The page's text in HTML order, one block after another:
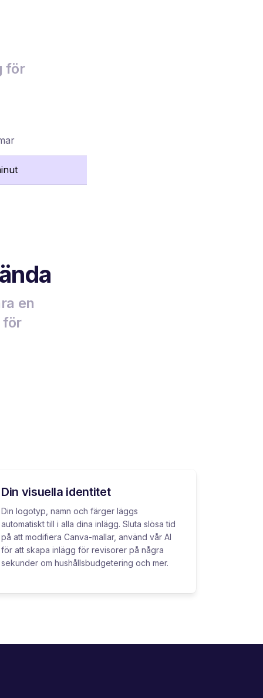
för
en
för
Din visuella identitet
Din logotyp, namn och färger läggs
automatiskt till i alla dina inlägg. Sluta slösa tid
på att modifiera Canva-mallar, använd vår AI
för att skapa inlägg för revisorer på några
sekunder om hushållsbudgetering och mer.